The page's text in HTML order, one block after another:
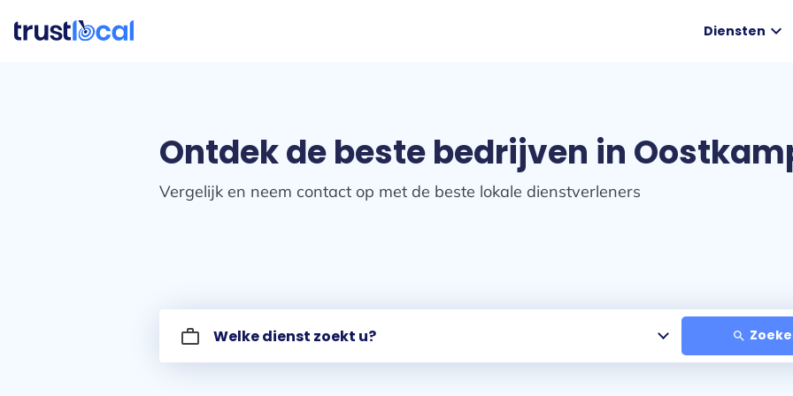
Diensten expand_more
Ontdek de beste bedrijven in
Vergelijk en neem contact op met de beste lokale dienstverleners
work_outline search